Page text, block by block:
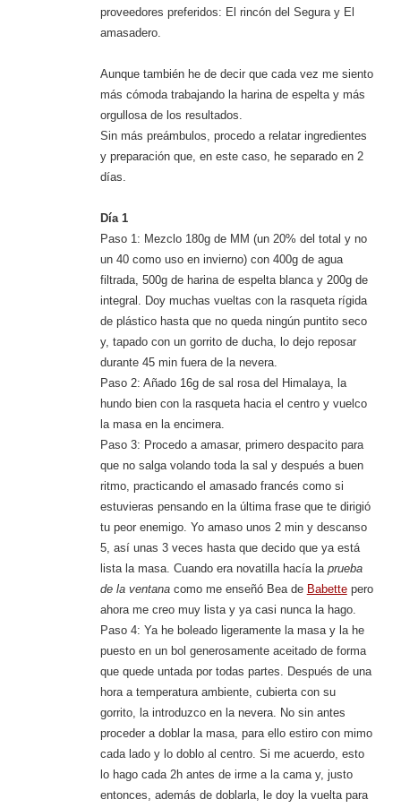
proveedores preferidos: El rincón del Segura y El
amasadero.
Aunque también he de decir que cada vez me siento
más cómoda trabajando la harina de espelta y más
orgullosa de los resultados.
Sin más preámbulos, procedo a relatar ingredientes
y preparación que, en este caso, he separado en 2
días.
Día 1
Paso 1: Mezclo 180g de MM (un 20% del total y no
un 40 como uso en invierno) con 400g de agua
filtrada, 500g de harina de espelta blanca y 200g de
integral. Doy muchas vueltas con la rasqueta rígida
de plástico hasta que no queda ningún puntito seco
y, tapado con un gorrito de ducha, lo dejo reposar
durante 45 min fuera de la nevera.
Paso 2: Añado 16g de sal rosa del Himalaya, la
hundo bien con la rasqueta hacia el centro y vuelco
la masa en la encimera.
Paso 3: Procedo a amasar, primero despacito para
que no salga volando toda la sal y después a buen
ritmo, practicando el amasado francés como si
estuvieras pensando en la última frase que te dirigió
tu peor enemigo. Yo amaso unos 2 min y descanso
5, así unas 3 veces hasta que decido que ya está
lista la masa. Cuando era novatilla hacía la prueba
de la ventanacomo me enseñó Bea de Babettepero
ahora me creo muy lista y ya casi nunca la hago.
Paso 4: Ya he boleado ligeramente la masa y la he
puesto en un bol generosamente aceitado de forma
que quede untada por todas partes. Después de una
hora a temperatura ambiente, cubierta con su
gorrito, la introduzco en la nevera. No sin antes
proceder a doblar la masa, para ello estiro con mimo
cada lado y lo doblo al centro. Si me acuerdo, esto
lo hago cada 2h antes de irme a la cama y, justo
entonces, además de doblarla, le doy la vuelta para